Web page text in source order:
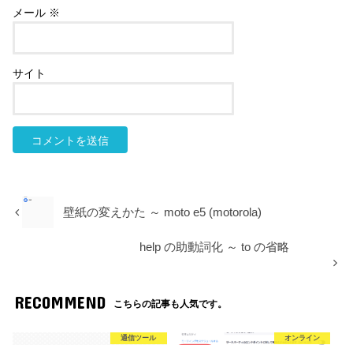
メール ※
サイト
壁紙の変えかた ～ moto e5 (motorola)
help の助動詞化 ～ to の省略
RECOMMEND こちらの記事も人気です。
通信ツール オンライン